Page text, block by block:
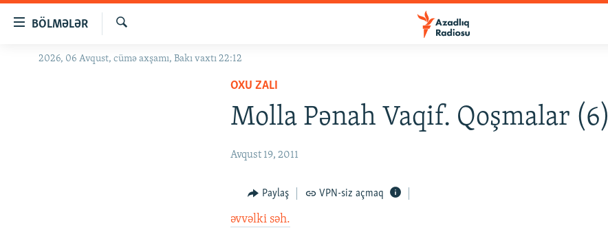
BÖLMƏLƏR
GÜNDƏM
Axtar
2026, 06 Avqust, cümə axşamı, Bakı vaxtı 22:12
OXU ZALI
Molla Pənah Vaqif. Qoşmalar (6)
Avqust 19, 2011
Paylaş VPN-siz açmaq
əvvəlki səh.